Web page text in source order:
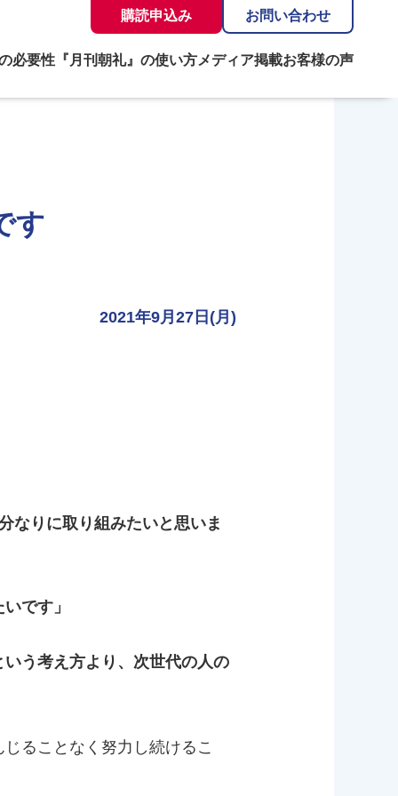
購読申込み お問い合わせ
必要性 『月刊朝礼』の使い方メディア掲載お客様の声
す
2021年9月27日(月)
なりに取り組みたいと思いま
です」
う考え方より、次世代の人の
ることなく努力し続けるこ